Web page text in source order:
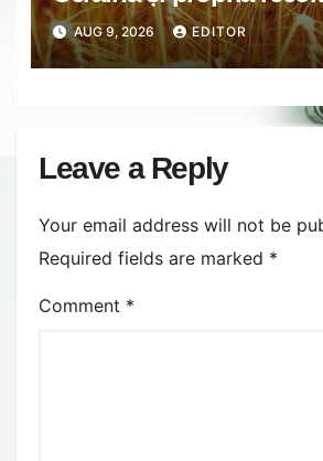
Rusia lovește porturile
iar țara noastră ar
principala rută pentru
AUG 9, 2026 EDITOR
Leave a Reply
Your email address will not be
Required fields are marked *
Comment *